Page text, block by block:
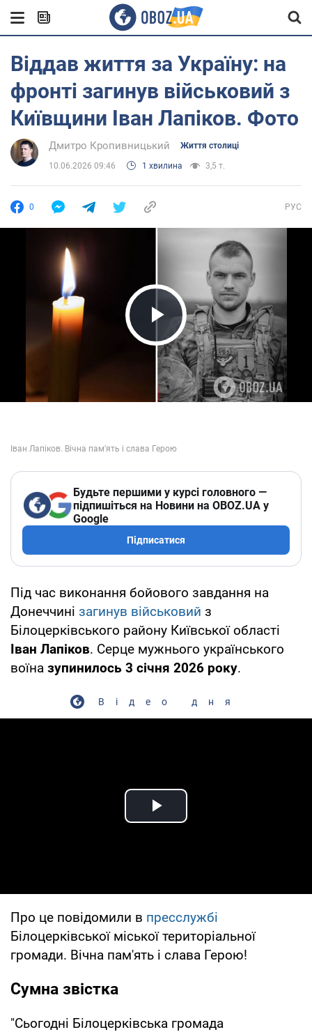
Віддав життя за Україну: на
фронті загинув військовий з
Київщини Іван Лапіков. Фото
Дмитро Кропивницький Життя столиці
10.06.2026 09:46 1 хвилина 3,5 т.
0 РУС
Play Video
Будьте першими у курсі головного —
підпишіться на Новини на OBOZ.UA у
Google
Підписатися
Під час виконання бойового завдання на
Донеччині загинув військовий з
Білоцерківського району Київської області
Іван Лапіков. Серце мужнього українського
воїна зупинилось 3 січня 2026 року.
Відео дня
Play Video
Про це повідомили в пресслужбі
Білоцерківської міської територіальної
громади. Вічна пам'ять і слава Герою!
Сумна звістка
"Сьогодні Білоцерківська громада